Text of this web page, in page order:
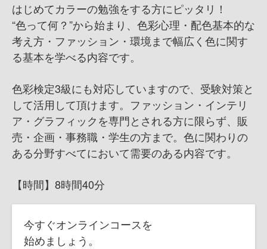
はじめてカラーの勉強をする方にピッタリ！
“色って何？”から始まり、色彩心理・配色基本的な
考え方・ファッション・環境まで幅広く色に関す
る基本を学べる内容です。
色彩検定3級にも対応していますので、受験対策と
して活用して頂けます。ファッション・インテリ
ア・グラフィックを専門とされる方に限らず、販
売・企画・事務職・学生の方まで。色に関わりの
ある分野すべてにおいて需要のある内容です。
【時間】8時間40分
今すぐオンラインコースを
始めましょう。